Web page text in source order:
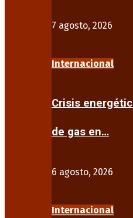
7 agosto, 2026
Internacional
Crisis
de gas en…
6 agosto, 2026
Internacional